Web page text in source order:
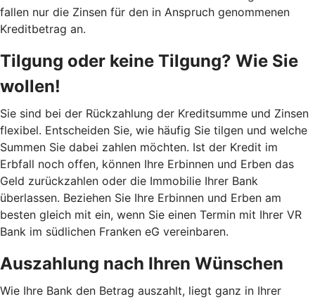
fallen nur die Zinsen für den in Anspruch genommenen
Kreditbetrag an.
Tilgung oder keine Tilgung? Wie Sie
wollen!
Sie sind bei der Rückzahlung der Kreditsumme und Zinsen
flexibel. Entscheiden Sie, wie häufig Sie tilgen und welche
Summen Sie dabei zahlen möchten. Ist der Kredit im
Erbfall noch offen, können Ihre Erbinnen und Erben das
Geld zurückzahlen oder die Immobilie Ihrer Bank
überlassen. Beziehen Sie Ihre Erbinnen und Erben am
besten gleich mit ein, wenn Sie einen Termin mit Ihrer VR
Bank im südlichen Franken eG vereinbaren.
Auszahlung nach Ihren Wünschen
Wie Ihre Bank den Betrag auszahlt, liegt ganz in Ihrer